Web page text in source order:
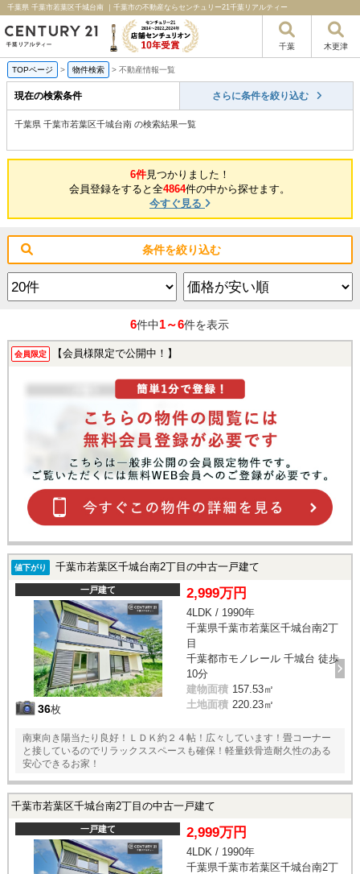
千葉県 千葉市若葉区千城台南 ｜千葉市の不動産ならセンチュリー21千葉リアルティー
千葉 木更津
TOPページ > 物件検索 > 不動産情報一覧
現在の検索条件 さらに条件を絞り込む
千葉県 千葉市若葉区千城台南 の検索結果一覧
6件見つかりました！
会員登録をすると全4864件の中から探せます。
今すぐ見る
条件を絞り込む
6件中1～6件を表示
会員限定 【会員様限定で公開中！】
値下がり 千葉市若葉区千城台南2丁目の中古一戸建て
一戸建て
36枚
2,999万円
4LDK / 1990年
千葉県千葉市若葉区千城台南2丁
目
千葉都市モノレール 千城台 徒歩
10分
建物面積 157.53㎡
土地面積 220.23㎡
南東向き陽当たり良好！ＬＤＫ約２４帖！広々しています！畳コーナー
と接しているのでリラックススペースも確保！軽量鉄骨造耐久性のある
安心できるお家！
千葉市若葉区千城台南2丁目の中古一戸建て
一戸建て 2,999万円
4LDK / 1990年
千葉県千葉市若葉区千城台南2丁